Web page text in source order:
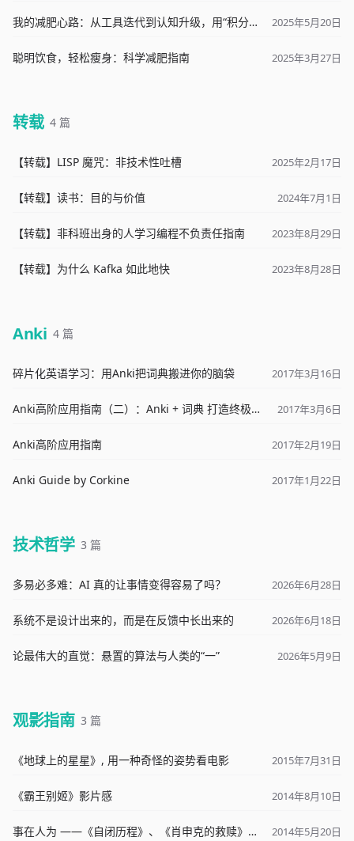
我的减肥心路：从工具迭代到认知升级，用“积分制”重塑健康（附App实践） 2025年5月20日
聪明饮食，轻松瘦身：科学减肥指南 2025年3月27日
转载 4 篇
【转载】LISP 魔咒：非技术性吐槽 2025年2月17日
【转载】读书：目的与价值 2024年7月1日
【转载】非科班出身的人学习编程不负责任指南 2023年8月29日
【转载】为什么 Kafka 如此地快 2023年8月28日
Anki 4 篇
碎片化英语学习：用Anki把词典搬进你的脑袋 2017年3月16日
Anki高阶应用指南（二）：Anki + 词典 打造终极记单词利器 2017年3月6日
Anki高阶应用指南 2017年2月19日
Anki Guide by Corkine 2017年1月22日
技术哲学 3 篇
多易必多难：AI 真的让事情变得容易了吗？ 2026年6月28日
系统不是设计出来的，而是在反馈中长出来的 2026年6月18日
论最伟大的直觉：悬置的算法与人类的“一” 2026年5月9日
观影指南 3 篇
《地球上的星星》, 用一种奇怪的姿势看电影 2015年7月31日
《霸王别姬》影片感 2014年8月10日
事在人为 ——《自闭历程》、《肖申克的救赎》之我谈 2014年5月20日